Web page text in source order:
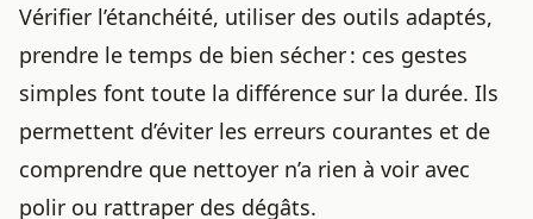
Vérifier l’étanchéité, utiliser des outils adaptés,
prendre le temps de bien sécher : ces gestes
simples font toute la différence sur la durée. Ils
permettent d’éviter les erreurs courantes et de
comprendre que nettoyer n’a rien à voir avec
polir ou rattraper des dégâts.